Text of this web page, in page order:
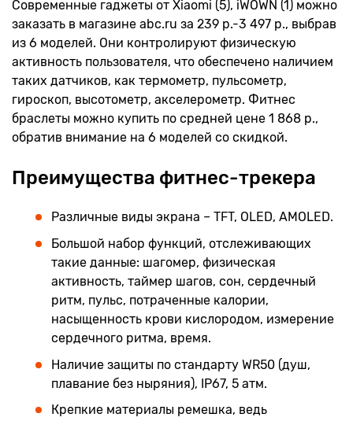
Современные гаджеты от Xiaomi (5), iWOWN (1) можно
заказать в магазине abc.ru за 239 р.-3 497 р., выбрав
из 6 моделей. Они контролируют физическую
активность пользователя, что обеспечено наличием
таких датчиков, как термометр, пульсометр,
гироскоп, высотометр, акселерометр. Фитнес
браслеты можно купить по средней цене 1 868 р.,
обратив внимание на 6 моделей со скидкой.
Преимущества фитнес-трекера
Различные виды экрана – TFT, OLED, AMOLED.
Большой набор функций, отслеживающих
такие данные: шагомер, физическая
активность, таймер шагов, сон, сердечный
ритм, пульс, потраченные калории,
насыщенность крови кислородом, измерение
сердечного ритма, время.
Наличие защиты по стандарту WR50 (душ,
плавание без ныряния), IP67, 5 атм.
Крепкие материалы ремешка, ведь